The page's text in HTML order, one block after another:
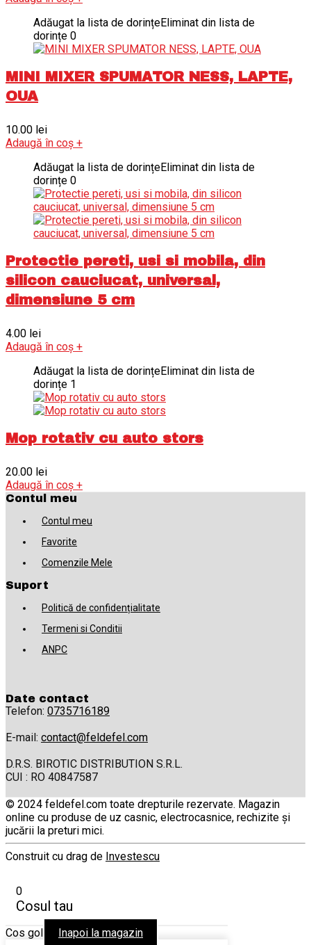
Adăugat la lista de dorințeEliminat din lista de
dorințe 0
MINI MIXER SPUMATOR NESS, LAPTE,
OUA
10.00 lei
Adaugă în coș +
Adăugat la lista de dorințeEliminat din lista de
dorințe 0
Protectie pereti, usi si mobila, din
silicon cauciucat, universal,
dimensiune 5 cm
4.00 lei
Adaugă în coș +
Adăugat la lista de dorințeEliminat din lista de
dorințe 1
Mop rotativ cu auto stors
20.00 lei
Adaugă în coș +
Contul meu
Contul meu
Favorite
Comenzile Mele
Suport
Politică de confidențialitate
Termeni si Conditii
ANPC
Date contact
Telefon: 0735716189
E-mail: contact@feldefel.com
D.R.S. BIROTIC DISTRIBUTION S.R.L.
CUI : RO 40847587
© 2024 feldefel.com toate drepturile rezervate. Magazin
online cu produse de uz casnic, electrocasnice, rechizite și
jucării la preturi mici.
Construit cu drag de Investescu
0
Cosul tau
Cos gol Inapoi la magazin